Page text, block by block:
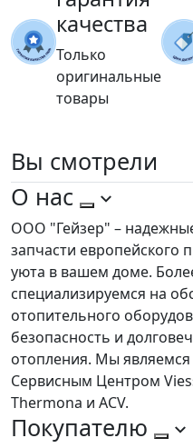
качества
Только
оригинальные
товары
Вы смотрели
О нас
ООО "Гейзер" –
запчасти европейского
уюта в вашем доме.
специализируемся на
отопительного
безопасность и
отопления. Мы
Сервисным Центром
Thermona и ACV.
Покупателю